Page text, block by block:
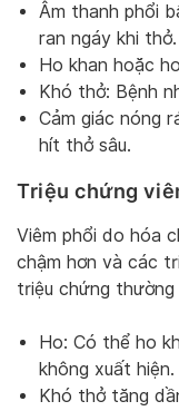
Âm thanh phổi
ran ngáy khi thở.
Ho khan hoặc
Khó thở: Bệnh
Cảm giác nóng
hít thở sâu.
Triệu chứng
Viêm phổi do hóa
chậm hơn và các
triệu chứng thường
Ho: Có thể ho
không xuất hiện.
Khó thở tăng